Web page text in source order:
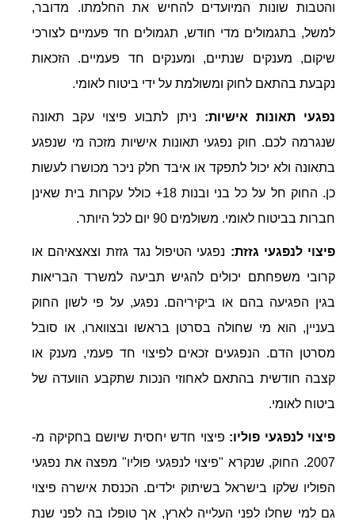
והטבות שונות המיועדים להחיש את החלמתו. מדובר,
למשל, בתגמולים מדי חודש, תגמולים חד פעמיים לצורכי
שיקום, מענקים שנתיים, ומענקים חד פעמיים. הזכאות
נקבעת בהתאם לחוק ומשולמת על ידי ביטוח לאומי.
נפגעי תאונות אישיות: ניתן לתבוע פיצוי עקב תאונה
שנגרמה לכם. חוק נפגעי תאונות אישיות מזכה מי שנפגע
בתאונה ולא יכול לתפקד או איבד חלק ניכר מכושרו לעשות
כן. החוק חל על כל בני ובנות 18+ כולל עקרות בית שאינן
חברות בביטוח לאומי. משולמים 90 יום לכל היותר.
פיצוי לנפגעי גזזת: נפגעי הטיפול נגד גזזת וצאצאיהם או
קרובי משפחתם יכולים להגיש תביעה למשרד הבריאות
בגין הפגיעה בהם או ביקיריהם. נפגע, על פי לשון החוק
בעניין, הוא מי שחולה בסרטן בראשו ובצווארו, או סובל
מסרטן הדם. הנפגעים זכאים לפיצוי חד פעמי, מענק או
קצבה חודשית בהתאם לאחוזי הנכות שתקבע הוועדה של
ביטוח לאומי.
פיצוי לנפגעי פוליו: פיצוי חדש יחסית שיושם בחקיקה מ-
2007. החוק, שנקרא "פיצוי לנפגעי פוליו" מפצה את נפגעי
הפוליו שלקו בישראל בשיתוק ילדים. הכנסת אישרה פיצוי
גם למי שחלו לפני העלייה לארץ, אך טופלו בה לפני שנת